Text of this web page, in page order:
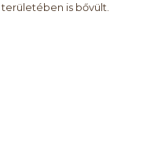
területében is bővült.